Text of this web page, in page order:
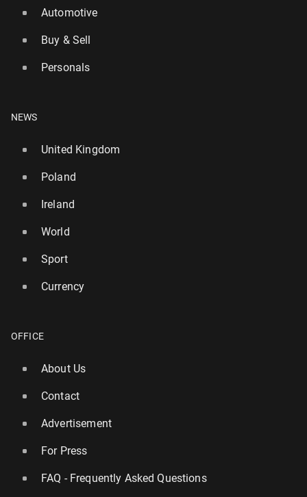
Automotive
Buy & Sell
Personals
NEWS
United Kingdom
Poland
Ireland
World
Sport
Currency
OFFICE
About Us
Contact
Advertisement
For Press
FAQ - Frequently Asked Questions